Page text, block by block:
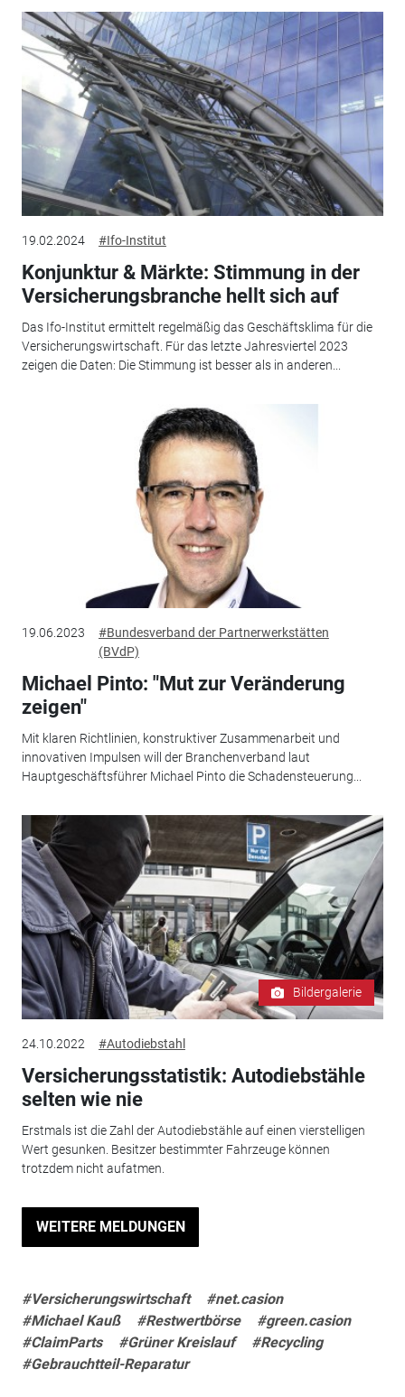
19.02.2024 #Ifo-Institut
Konjunktur & Märkte: Stimmung in der
Versicherungsbranche hellt sich auf
Das Ifo-Institut ermittelt regelmäßig das Geschäftsklima für die
Versicherungswirtschaft. Für das letzte Jahresviertel 2023
zeigen die Daten: Die Stimmung ist besser als in anderen...
19.06.2023
#Bundesverband der Partnerwerkstätten
(BVdP)
Michael Pinto: "Mut zur Veränderung
zeigen"
Mit klaren Richtlinien, konstruktiver Zusammenarbeit und
innovativen Impulsen will der Branchenverband laut
Hauptgeschäftsführer Michael Pinto die Schadensteuerung...
Bildergalerie
24.10.2022 #Autodiebstahl
Versicherungsstatistik: Autodiebstähle
selten wie nie
Erstmals ist die Zahl der Autodiebstähle auf einen vierstelligen
Wert gesunken. Besitzer bestimmter Fahrzeuge können
trotzdem nicht aufatmen.
WEITERE MELDUNGEN
#Versicherungswirtschaft
#net.casion
#Michael Kauß
#Restwertbörse
#green.casion
#ClaimParts
#Grüner Kreislauf
#Recycling
#Gebrauchtteil-Reparatur